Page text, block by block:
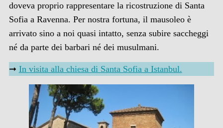
doveva proprio rappresentare la ricostruzione di Santa
Sofia a Ravenna. Per nostra fortuna, il mausoleo è
arrivato sino a noi quasi intatto, senza subire saccheggi
né da parte dei barbari né dei musulmani.
➞ In visita alla chiesa di Santa Sofia a Istanbul.